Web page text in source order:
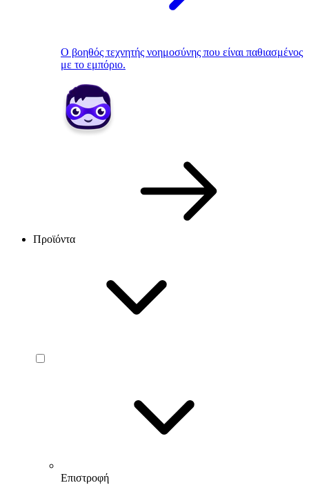
Ο βοηθός τεχνητής νοημοσύνης που είναι παθιασμένος
με το εμπόριο.
Προϊόντα
Επιστροφή